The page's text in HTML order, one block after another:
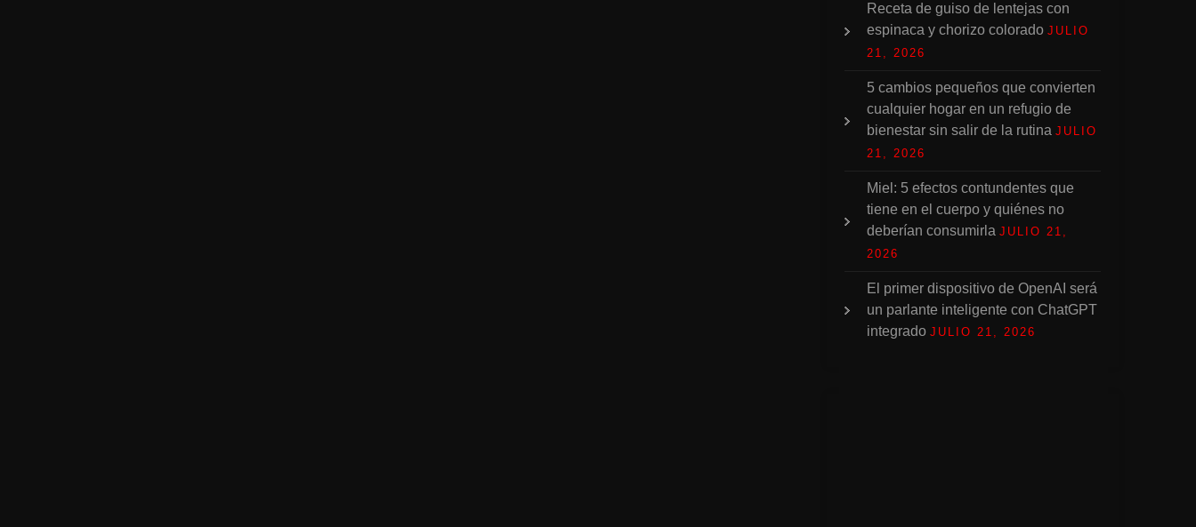
Receta de guiso de lentejas con
espinaca y chorizo colorado JULIO
21, 2026
5 cambios pequeños que convierten
cualquier hogar en un refugio de
bienestar sin salir de la rutina JULIO
21, 2026
Miel: 5 efectos contundentes que
tiene en el cuerpo y quiénes no
deberían consumirla JULIO 21,
2026
El primer dispositivo de OpenAI será
un parlante inteligente con ChatGPT
integrado JULIO 21, 2026